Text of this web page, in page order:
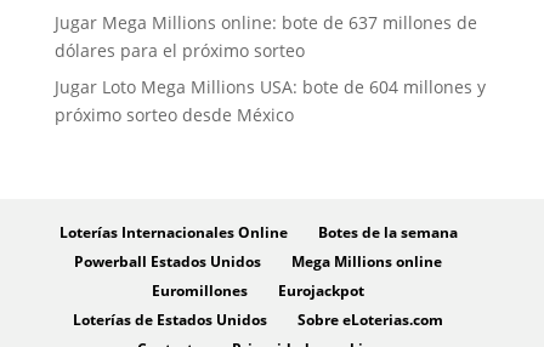
Jugar Mega Millions online: bote de 637 millones de
dólares para el próximo sorteo
Jugar Loto Mega Millions USA: bote de 604 millones y
próximo sorteo desde México
Loterías Internacionales Online
Botes de la semana
Powerball Estados Unidos
Mega Millions online
Euromillones
Eurojackpot
Loterías de Estados Unidos
Sobre eLoterias.com